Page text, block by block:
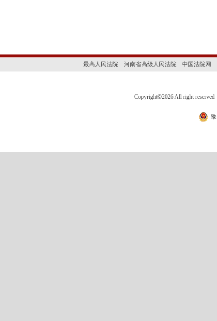
最高人民法院 河南省高级人民法院 中国法院网
Copyright©2026 All right